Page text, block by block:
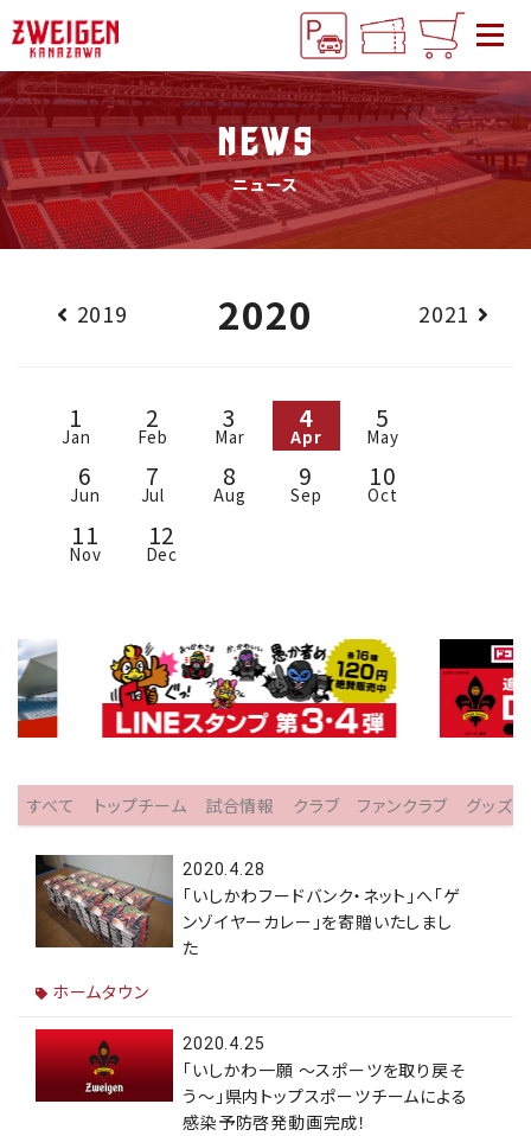
NEWS
ニュース
2019 2020 2021
1
Jan
2
Feb
3
Mar
4
Apr
5
May
6
Jun
7
Jul
8
Aug
9
Sep
10
Oct
11
Nov
12
Dec
すべて トップチーム 試合情報 クラブ ファンクラブ グッズ
2020.4.28
「いしかわフードバンク・ネット」へ「ゲ
ンゾイヤーカレー」を寄贈いたしまし
た
ホームタウン
2020.4.25
「いしかわ一願 ～スポーツを取り戻そ
う～」県内トップスポーツチームによる
感染予防啓発動画完成！